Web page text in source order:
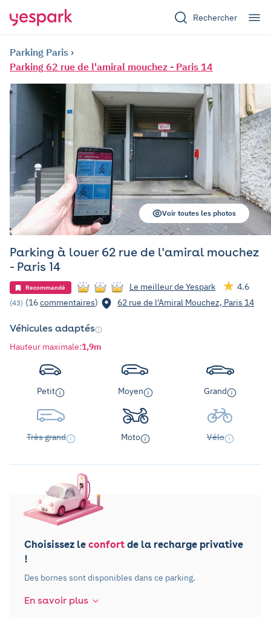
Rechercher
Parking Paris
Parking 62 rue de l'amiral mouchez - Paris 14
Parking à louer 62 rue de l'amiral mouchez
- Paris 14
Recommandé Le meilleur de Yespark 4.6
(43) (16commentaires) 62 rue de l'Amiral Mouchez, Paris 14
Voir toutes les photos
Véhicules adaptés
Hauteur maximale:1,9m
Petit Moyen Grand
Très grand Moto Vélo
Choisissez le confort de la recharge privative
!
Des bornes sont disponibles dans ce parking.
En savoir plus